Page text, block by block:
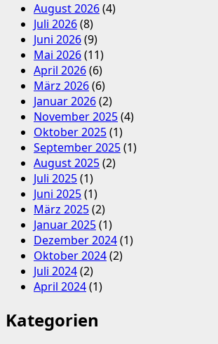
August 2026(4)
Juli 2026(8)
Juni 2026(9)
Mai 2026(11)
April 2026(6)
März 2026(6)
Januar 2026(2)
November 2025(4)
Oktober 2025(1)
September 2025(1)
August 2025(2)
Juli 2025(1)
Juni 2025(1)
März 2025(2)
Januar 2025(1)
Dezember 2024(1)
Oktober 2024(2)
Juli 2024(2)
April 2024(1)
Kategorien